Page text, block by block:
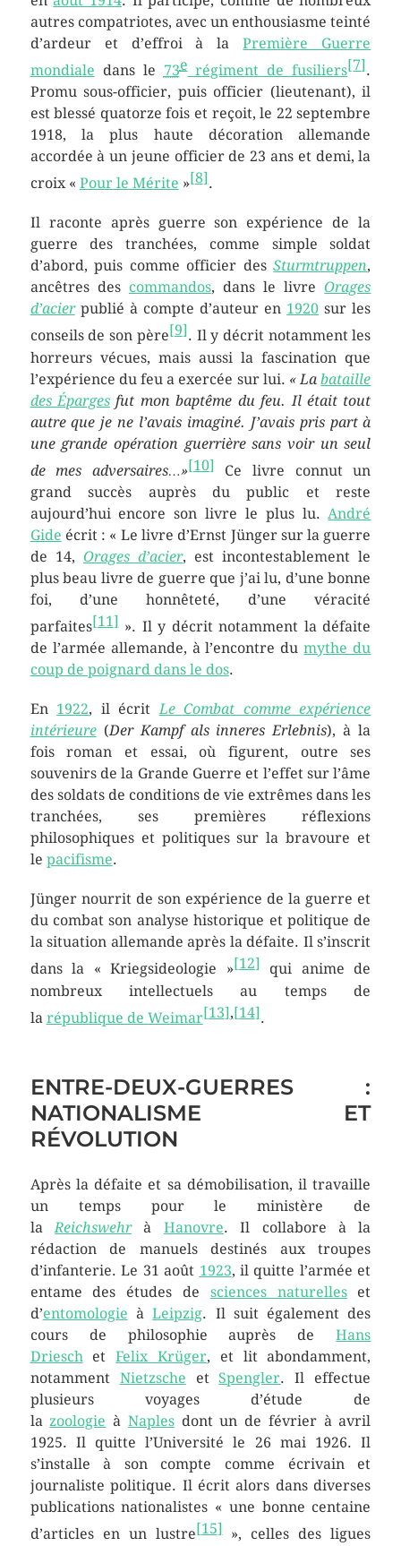
autres compatriotes, avec un enthousiasme teinté
d’ardeur et d’effroi à laPremière Guerre
mondiale dans le 73erégiment de fusiliers[7].
Promu sous-officier, puis officier (lieutenant), il
est blessé quatorze fois et reçoit, le 22 septembre
1918, la plus haute décoration allemande
accordée à un jeune officier de23 ans et demi, la
croix « Pour le Mérite »[8].
Il raconte après guerre son expérience de la
guerre des tranchées, comme simple soldat
d’abord, puis comme officier desSturmtruppen,
ancêtres des commandos, dans le livreOrages
d’acierpublié à compte d’auteur en 1920 sur les
conseils de son père[9] . Il y décrit notamment les
horreurs vécues, mais aussi la fascination que
l’expérience du feu a exercée sur lui. « Labataille
des Éparges fut mon baptême du feu. Il était tout
autre que je ne l’avais imaginé. J’avais pris part à
une grande opération guerrière sans voir un seul
de mes adversaires…»[10] Ce livre connut un
grand succès auprès du public et reste
aujourd’hui encore son livre le plus lu.André
Gide écrit : « Le livre d’Ernst Jünger sur la guerre
de 14, Orages d’acier, est incontestablement le
plus beau livre de guerre que j’ai lu, d’une bonne
foi, d’une honnêteté, d’une véracité
parfaites[11]». Il y décrit notamment la défaite
de l’armée allemande, à l’encontre dumythe du
coup de poignard dans le dos.
En 1922, il écritLe Combat comme expérience
intérieure(Der Kampf als inneres Erlebnis), à la
fois roman et essai, où figurent, outre ses
souvenirs de la Grande Guerre et l’effet sur l’âme
des soldats de conditions de vie extrêmes dans les
tranchées, ses premières réflexions
philosophiques et politiques sur la bravoure et
le pacifisme.
Jünger nourrit de son expérience de la guerre et
du combat son analyse historique et politique de
la situation allemande après la défaite. Il s’inscrit
dans la «Kriegsideologie »[12]
qui anime de
nombreux intellectuels au temps de
la république de Weimar[13],[14].
ENTRE-DEUX-GUERRES :
NATIONALISME ET
RÉVOLUTION
Après la défaite et sa démobilisation, il travaille
un temps pour le ministère de
laReichswehrà Hanovre. Il collabore à la
rédaction de manuels destinés aux troupes
d’infanterie. Le 31 août 1923, il quitte l’armée et
entame des études de sciences naturelleset
d’entomologie àLeipzig. Il suit également des
cours de philosophie auprès deHans
DrieschetFelix Krüger, et lit abondamment,
notamment Nietzsche etSpengler. Il effectue
plusieurs voyages d’étude de
lazoologie à Naplesdont un de février à avril
1925. Il quitte l’Université le 26 mai 1926. Il
s’installe à son compte comme écrivain et
journaliste politique. Il écrit alors dans diverses
publications nationalistes « une bonne centaine
d’articles en un lustre[15]», celles des ligues